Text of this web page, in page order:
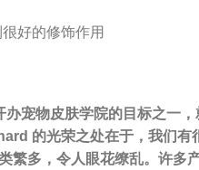
好的修饰作用
宠物皮肤学院的目标之一
的光荣之处在于，我们
繁多，令人眼花缭乱。许